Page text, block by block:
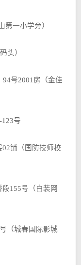
一小学旁）
头）
号2001房（金佳
号
铺（国防技师校
155号（白装网
（城春国际影城